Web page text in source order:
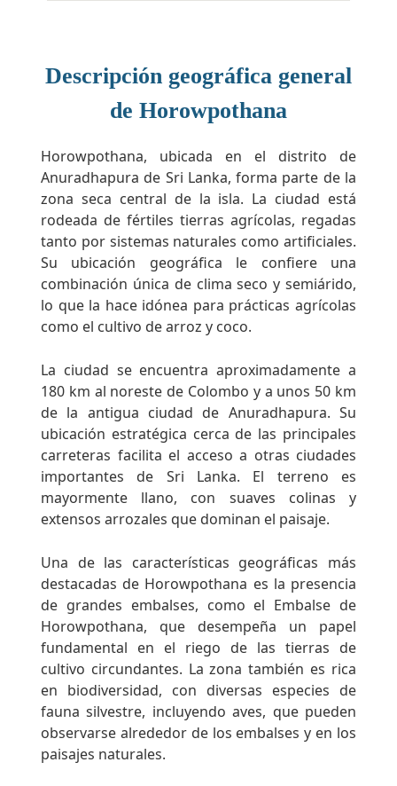
Descripción geográfica general
de Horowpothana
Horowpothana, ubicada en el distrito de
Anuradhapura de Sri Lanka, forma parte de la
zona seca central de la isla. La ciudad está
rodeada de fértiles tierras agrícolas, regadas
tanto por sistemas naturales como artificiales.
Su ubicación geográfica le confiere una
combinación única de clima seco y semiárido,
lo que la hace idónea para prácticas agrícolas
como el cultivo de arroz y coco.
La ciudad se encuentra aproximadamente a
180 km al noreste de Colombo y a unos 50 km
de la antigua ciudad de Anuradhapura. Su
ubicación estratégica cerca de las principales
carreteras facilita el acceso a otras ciudades
importantes de Sri Lanka. El terreno es
mayormente llano, con suaves colinas y
extensos arrozales que dominan el paisaje.
Una de las características geográficas más
destacadas de Horowpothana es la presencia
de grandes embalses, como el Embalse de
Horowpothana, que desempeña un papel
fundamental en el riego de las tierras de
cultivo circundantes. La zona también es rica
en biodiversidad, con diversas especies de
fauna silvestre, incluyendo aves, que pueden
observarse alrededor de los embalses y en los
paisajes naturales.